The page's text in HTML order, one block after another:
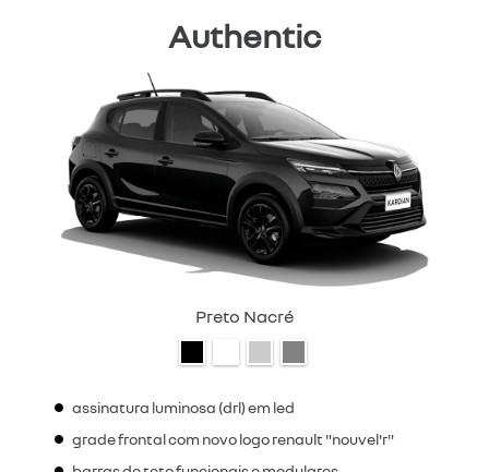
Authentic
Preto Nacré
assinatura luminosa (drl) em led
grade frontal com novo logo renault "nouvel'r"